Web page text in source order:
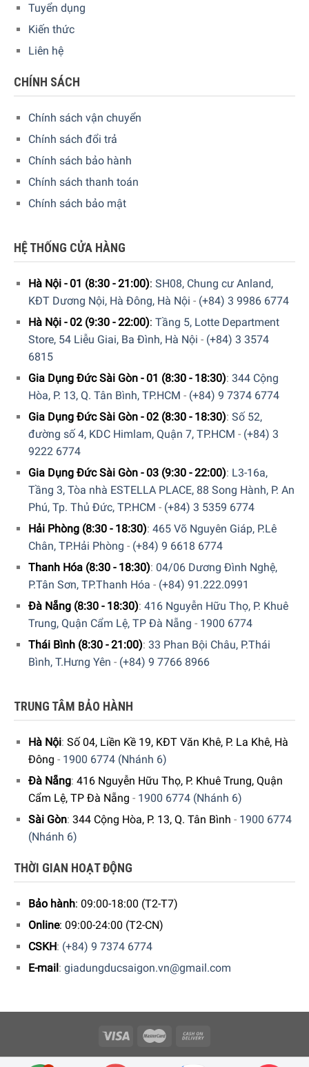
Tuyển dụng
Kiến thức
Liên hệ
CHÍNH SÁCH
Chính sách vận chuyển
Chính sách đổi trả
Chính sách bảo hành
Chính sách thanh toán
Chính sách bảo mật
HỆ THỐNG CỬA HÀNG
Hà Nội - 01 (8:30 - 21:00): SH08, Chung cư Anland,
KĐT Dương Nội, Hà Đông, Hà Nội - (+84) 3 9986 6774
Hà Nội - 02 (9:30 - 22:00): Tầng 5, Lotte Department
Store, 54 Liễu Giai, Ba Đình, Hà Nội - (+84) 3 3574
6815
Gia Dụng Đức Sài Gòn - 01 (8:30 - 18:30): 344 Cộng
Hòa, P. 13, Q. Tân Bình, TP.HCM - (+84) 9 7374 6774
Gia Dụng Đức Sài Gòn - 02 (8:30 - 18:30): Số 52,
đường số 4, KDC Himlam, Quận 7, TP.HCM - (+84) 3
9222 6774
Gia Dụng Đức Sài Gòn - 03 (9:30 - 22:00): L3-16a,
Tầng 3, Tòa nhà ESTELLA PLACE, 88 Song Hành, P. An
Phú, Tp. Thủ Đức, TP.HCM - (+84) 3 5359 6774
Hải Phòng (8:30 - 18:30): 465 Võ Nguyên Giáp, P.Lê
Chân, TP.Hải Phòng - (+84) 9 6618 6774
Thanh Hóa (8:30 - 18:30): 04/06 Dương Đình Nghệ,
P.Tân Sơn, TP.Thanh Hóa - (+84) 91.222.0991
Đà Nẵng (8:30 - 18:30): 416 Nguyễn Hữu Thọ, P. Khuê
Trung, Quận Cẩm Lệ, TP Đà Nẵng - 1900 6774
Thái Bình (8:30 - 21:00): 33 Phan Bội Châu, P.Thái
Bình, T.Hưng Yên - (+84) 9 7766 8966
TRUNG TÂM BẢO HÀNH
Hà Nội: Số 04, Liền Kề 19, KĐT Văn Khê, P. La Khê, Hà
Đông - 1900 6774 (Nhánh 6)
Đà Nẵng: 416 Nguyễn Hữu Thọ, P. Khuê Trung, Quận
Cẩm Lệ, TP Đà Nẵng - 1900 6774 (Nhánh 6)
Sài Gòn: 344 Cộng Hòa, P. 13, Q. Tân Bình - 1900 6774
(Nhánh 6)
THỜI GIAN HOẠT ĐỘNG
Bảo hành: 09:00-18:00 (T2-T7)
Online: 09:00-24:00 (T2-CN)
CSKH: (+84) 9 7374 6774
E-mail : giadungducsaigon.vn@gmail.com